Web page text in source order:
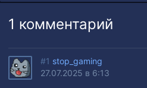
1 комментарий
#1 stop_gaming
27.07.2025 в 6:13